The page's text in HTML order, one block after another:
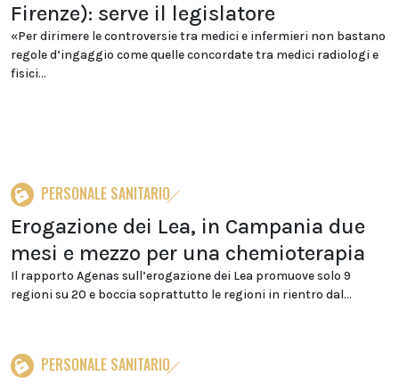
Firenze): serve il legislatore
«Per dirimere le controversie tra medici e infermieri non bastano
regole d’ingaggio come quelle concordate tra medici radiologi e
fisici...
PERSONALE SANITARIO
Erogazione dei Lea, in Campania due
mesi e mezzo per una chemioterapia
Il rapporto Agenas sull’erogazione dei Lea promuove solo 9
regioni su 20 e boccia soprattutto le regioni in rientro dal...
PERSONALE SANITARIO